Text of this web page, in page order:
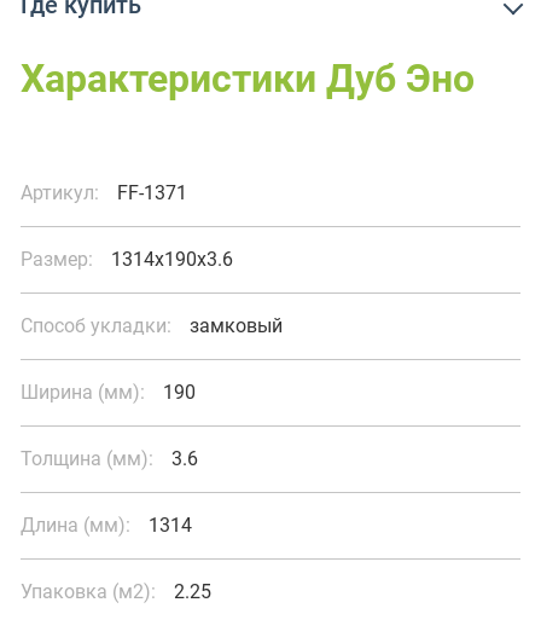
Характеристики Дуб Эно
Артикул: FF-1371
Размер: 1314x190x3.6
Способ укладки: замковый
Ширина (мм): 190
Толщина (мм): 3.6
Длина (мм): 1314
Упаковка (м2): 2.25